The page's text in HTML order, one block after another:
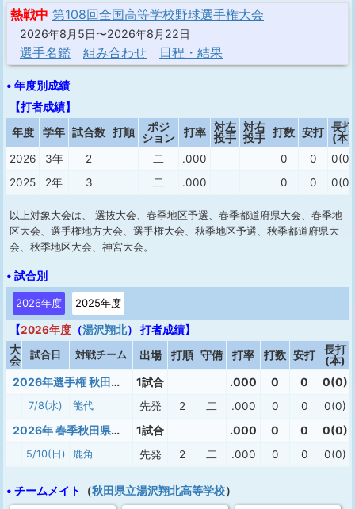
熱戦中 第108回全国高等学校野球選手権大会
2026年8月5日〜2026年8月22日
選手名鑑 組み合わせ 日程・結果
• 年度別成績
【打者成績】
年度
学年 試合数 打順
ポジ
ション
打率
対左
投手
対右
投手 打数 安打 長打
(本)
2026
3年 2 二 .000 0 0
0(0)
2025
2年 3 二 .000 0 0 0(0)
以上対象大会は、 選抜大会、春季地区予選、春季都道府県大会、春季地
区大会、選手権地方大会、選手権大会、秋季地区予選、秋季都道府県大
会、秋季地区大会、神宮大会。
• 試合別
2026年度 2025年度
【2026年度 （湯沢翔北） 打者成績】
大
会
試合日 対戦チーム 出場 打順 守備 打率 打数 安打
長打
(本)
2026年選手権 秋田大会 1試合 .000 0 0 0(0)
7/8(水) 能代 先発 2 二 .000 0 0 0(0)
2026年 春季秋田県大会 1試合 .000 0 0 0(0)
5/10(日) 鹿角 先発 2 二 .000 0 0 0(0)
• チームメイト （秋田県立湯沢翔北高等学校）